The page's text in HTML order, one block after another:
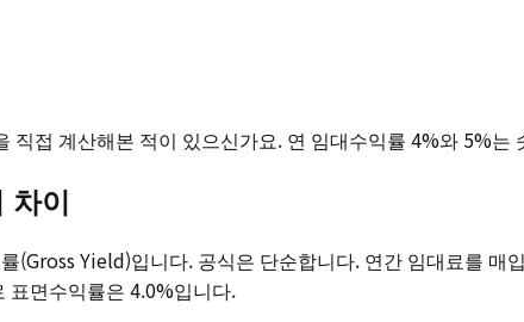
직접 계산해본 적이 있으신가요. 연 임대수익률 4%와 5%
차이
(Gross Yield)입니다. 공식은 단순합니다. 연간 임대료를
표면수익률은 4.0%입니다.